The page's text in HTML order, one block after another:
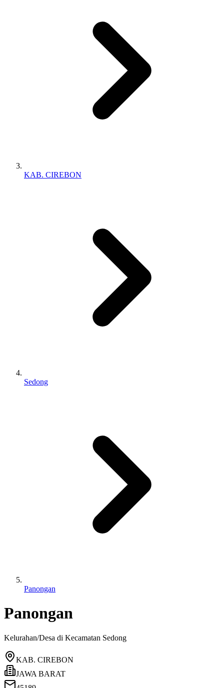
KAB. CIREBON
Sedong
Panongan
Panongan
Kelurahan/Desa di Kecamatan Sedong
KAB. CIREBON
JAWA BARAT